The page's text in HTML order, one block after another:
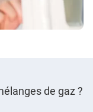
de gaz ?